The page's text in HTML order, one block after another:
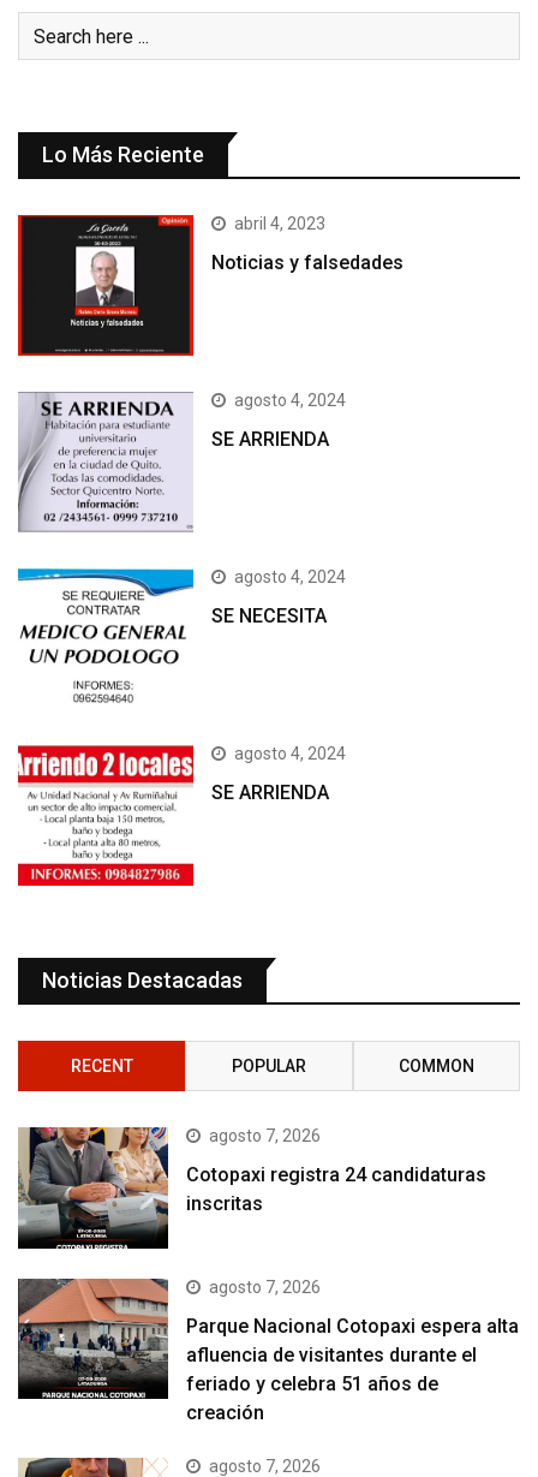
Lo Más Reciente
abril 4, 2023
Noticias y falsedades
agosto 4, 2024
SE ARRIENDA
agosto 4, 2024
SE NECESITA
agosto 4, 2024
SE ARRIENDA
Noticias Destacadas
RECENT POPULAR COMMON
agosto 7, 2026
Cotopaxi registra 24 candidaturas
inscritas
agosto 7, 2026
Parque Nacional Cotopaxi espera alta
afluencia de visitantes durante el
feriado y celebra 51 años de
creación
agosto 7, 2026